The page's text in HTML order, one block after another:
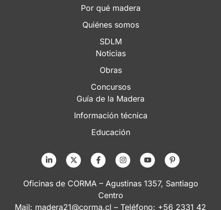
Por qué madera
Quiénes somos
SDLM
Noticias
Obras
Concursos
Guía de la Madera
Información técnica
Educación
Oficinas de CORMA – Agustinas 1357, Santiago
Centro
Mail: madera21@corma.cl – Teléfono: +56 2331 42